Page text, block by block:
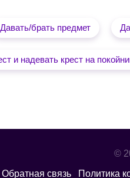
Давать/брать предмет
и надевать крест на
©
Обратная связь
Политика